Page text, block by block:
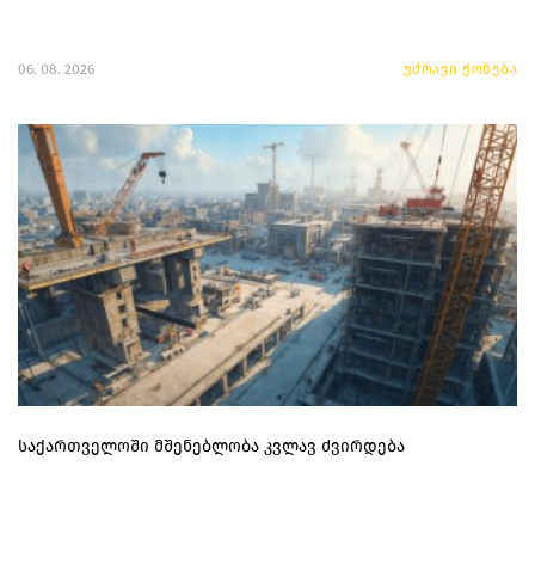
06. 08. 2026 უძრავი ქონება
საქართველოში მშენებლობა კვლავ ძვირდება